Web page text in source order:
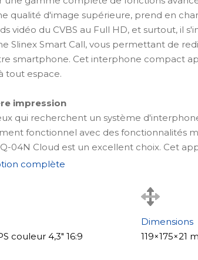
qualité d'image supérieure, prend en
vidéo du CVBS au Full HD, et surtout, il
Slinex Smart Call, vous permettant de
smartphone. Cet interphone compact
tout espace.
impression
qui recherchent un système
fonctionnel avec des fonctionnalités
04N Cloud est un excellent choix. Cet
le design élégant de la gamme SQ mais
mobile Slinex Smart Call, vous
directement sur votre smartphone.
son corps ultra-mince disponible en noir
pratique et polyvalente pour tout
complète
couleur 4,3" 16:9
Dimensions
119×175×21